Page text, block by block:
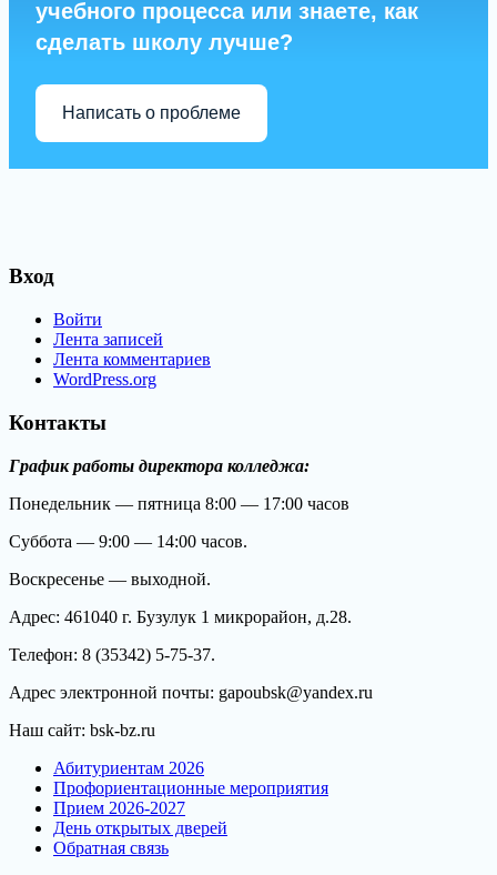
учебного процесса или знаете, как
сделать школу лучше?
Написать о проблеме
Вход
Войти
Лента записей
Лента комментариев
WordPress.org
Контакты
График работы директора колледжа:
Понедельник — пятница 8:00 — 17:00 часов
Суббота — 9:00 — 14:00 часов.
Воскресенье — выходной.
Адрес: 461040 г. Бузулук 1 микрорайон, д.28.
Телефон: 8 (35342) 5-75-37.
Адрес электронной почты: gapoubsk@yandex.ru
Наш сайт: bsk-bz.ru
Абитуриентам 2026
Профориентационные мероприятия
Прием 2026-2027
День открытых дверей
Обратная связь